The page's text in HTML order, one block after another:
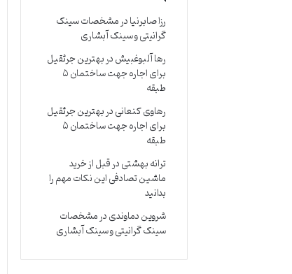
رزا صابرنیادرمشخصات سینک
گرانیتی و سینک آبشاری
رها آلبوغبیشدربهترین جرثقیل
برای اجاره جهت ساختمان ۵
طبقه
رهاوی کنعانیدربهترین جرثقیل
برای اجاره جهت ساختمان ۵
طبقه
ترانه بهشتیدرقبل از خرید
ماشین تصادفی این نکات مهم را
بدانید
شروین دماوندیدرمشخصات
سینک گرانیتی و سینک آبشاری